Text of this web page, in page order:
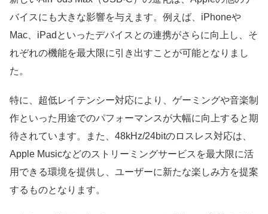
バイスにも大きな影響を与えます。例えば、iPhoneや
Mac、iPadといったデバイスとの連携がさらに向上し、そ
れぞれの機能を最大限に引き出すことが可能となりまし
た。
特に、超低レイテンシー対応により、ゲーミングや音楽制
作といった用途でのパフォーマンスが大幅に向上すると期
待されています。また、48kHz/24bitのロスレス対応は、
Apple Musicなどのストリーミングサービスを最大限に活
用できる環境を提供し、ユーザーに新たな楽しみ方を提案
するものとなります。